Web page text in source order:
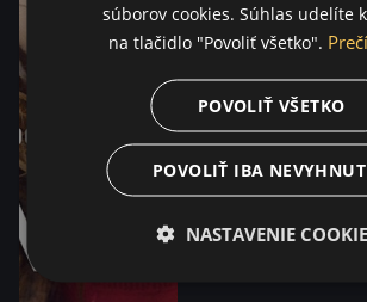
súborov cookies. Súhlas udelíte
na tlačidlo "Povoliť všetko".
POVOLIŤ VŠETKO
POVOLIŤ IBA
NASTAVENIE